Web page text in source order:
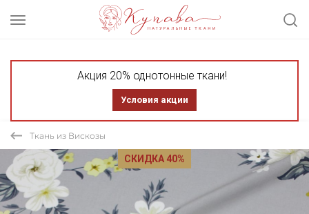
Акция 20% однотонные ткани!
Условия акции
Ткань из Вискозы
СКИДКА 40%